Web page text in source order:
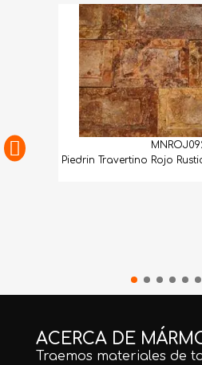
Piedrin Travertino Rojo
ACERCA DE
Traemos materiales de